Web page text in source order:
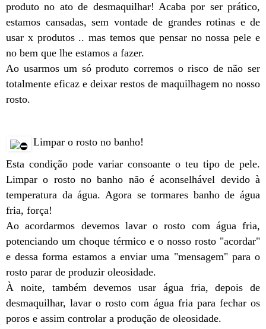
produto no ato de desmaquilhar! Acaba por ser prático,
estamos cansadas, sem vontade de grandes rotinas e de
usar x produtos .. mas temos que pensar no nossa pele e
no bem que lhe estamos a fazer.
Ao usarmos um só produto corremos o risco de não ser
totalmente eficaz e deixar restos de maquilhagem no nosso
rosto.
Limpar o rosto no banho!
Esta condição pode variar consoante o teu tipo de pele.
Limpar o rosto no banho não é aconselhável devido à
temperatura da água. Agora se tormares banho de água
fria, força!
Ao acordarmos devemos lavar o rosto com água fria,
potenciando um choque térmico e o nosso rosto "acordar"
e dessa forma estamos a enviar uma "mensagem" para o
rosto parar de produzir oleosidade.
À noite, também devemos usar água fria, depois de
desmaquilhar, lavar o rosto com água fria para fechar os
poros e assim controlar a produção de oleosidade.